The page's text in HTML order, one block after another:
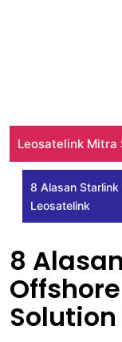
Leosatelink Mitra
8 Alasan
Leosatelink
8